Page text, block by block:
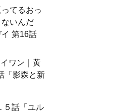
てるおっ
いんだ
第16話
ワン｜黄
「影森と新
５話「ユル